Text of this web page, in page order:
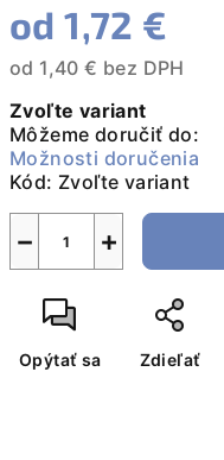
od1,72 €
od 1,40 € bez DPH
cena:
Zvoľte variant
Môžeme doručiť do:
Možnosti doručenia
Kód: Zvoľte variant
+
−
Opýtať sa Zdieľať